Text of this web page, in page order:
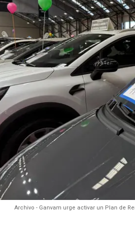
Archivo - Ganvam urge activar un Plan de